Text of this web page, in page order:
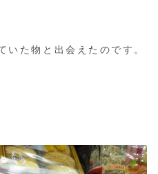
いた物と出会えたのです。